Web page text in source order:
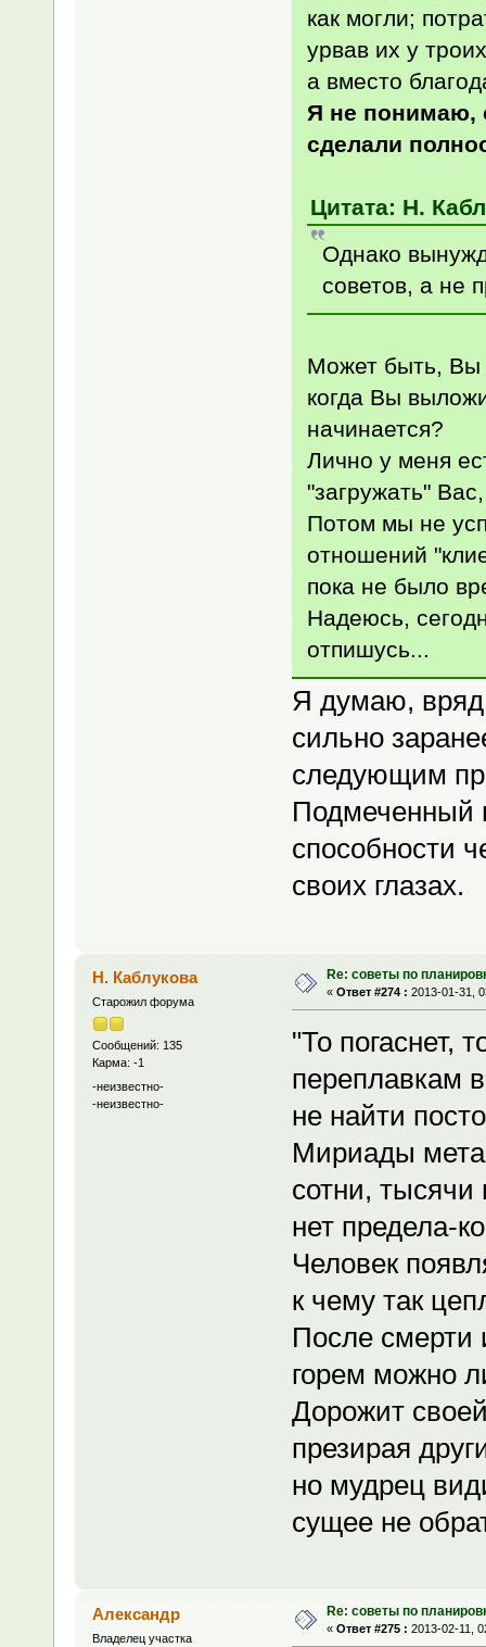
как могли;
урвав их у
а вместо
Я не понимаю,
сделали
Цитата: Н.
Однако
советов, а не
Может быть, Вы
когда Вы
начинается?
Лично у меня
"загружать"
Потом мы не
отношений
пока не было
Надеюсь,
отпишусь...
Я думаю,
сильно
следующим
Подмеченный
способности
своих глазах.
Н. Каблукова
Старожил форума
Сообщений: 135
Карма: -1
-неизвестно-
-неизвестно-
Re: советы по
« Ответ #274 : 2013-01-31,
"То погаснет,
переплавкам
не найти
Мириады
сотни,
нет предела-
Человек
к чему так
После смерти
горем можно
Дорожит
презирая
но мудрец
сущее не
Александр
Владелец участка
Re: советы по
« Ответ #275 : 2013-02-11,